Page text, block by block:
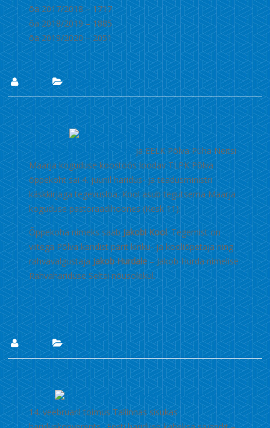
õa 2017/2018 – 1717
õa 2018/2019 – 1885
õa 2019/2020 – 2051
Lii Uudised
5. juuni 2019
Tartu Luterliku Peetri Kooli ja EELK Põlva Püha Neitsi
Maarja koguduse koostöös loodav TLPK Põlva
õppekoht sai 4. juunil haridus- ja teadusministri
käskkirjaga tegevusloa. Kool asub tegutsema Maarja
koguduse pastoraadihoones (Kesk 11).
Õppekoha nimeks saabJakobi Kool. Tegemist on
viitega Põlva kandist pärit kiriku- ja kooliõpetaja ning
rahvavalgustajaJakob Hurdale– Jakob Hurda nimelise
Rahvahariduse Seltsi nõusolekul.
Lii Uudised
27. veebr. 2019
14. veebruaril toimus Tallinnas sisukas